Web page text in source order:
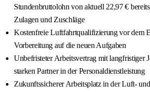
Stundenbruttolohn von aktuell 22,97 €
Zulagen und Zuschläge
Kostenfreie Luftfahrtqualifizierung vor dem
Vorbereitung auf die neuen Aufgaben
Unbefristeter Arbeitsvertrag mit langfristiger
starken Partner in der Personaldienstleistung
Zukunftssicherer Arbeitsplatz in der Luft-